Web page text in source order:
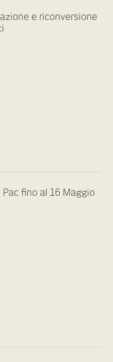
e riconversione
Pac fino al 16 Maggio